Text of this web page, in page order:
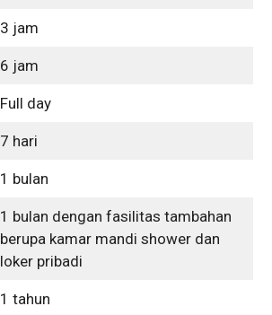
3 jam
6 jam
Full day
7 hari
1 bulan
1 bulan dengan fasilitas tambahan
berupa kamar mandi shower dan
loker pribadi
1 tahun